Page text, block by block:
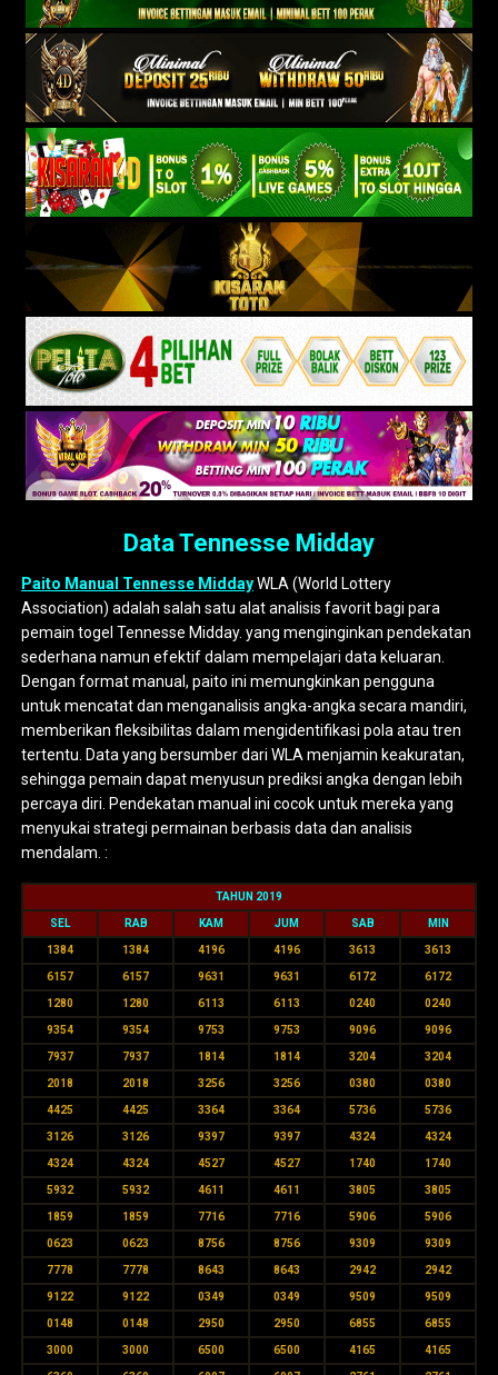
Data Tennesse Midday
Paito Manual Tennesse MiddayWLA (World Lottery
Association) adalah salah satu alat analisis favorit bagi para
pemain togel Tennesse Midday. yang menginginkan pendekatan
sederhana namun efektif dalam mempelajari data keluaran.
Dengan format manual, paito ini memungkinkan pengguna
untuk mencatat dan menganalisis angka-angka secara mandiri,
memberikan fleksibilitas dalam mengidentifikasi pola atau tren
tertentu. Data yang bersumber dari WLA menjamin keakuratan,
sehingga pemain dapat menyusun prediksi angka dengan lebih
percaya diri. Pendekatan manual ini cocok untuk mereka yang
menyukai strategi permainan berbasis data dan analisis
mendalam. :
TAHUN 2019
SEL RAB KAM JUM SAB MIN
1384 1384 4196 4196 3613 3613
6157 6157 9631 9631 6172 6172
1280 1280 6113 6113 0240 0240
9354 9354 9753 9753 9096 9096
7937 7937 1814 1814 3204 3204
2018 2018 3256 3256 0380 0380
4425 4425 3364 3364 5736 5736
3126 3126 9397 9397 4324 4324
4324 4324 4527 4527 1740 1740
5932 5932 4611 4611 3805 3805
1859 1859 7716 7716 5906 5906
0623 0623 8756 8756 9309 9309
7778 7778 8643 8643 2942 2942
9122 9122 0349 0349 9509 9509
0148 0148 2950 2950 6855 6855
3000 3000 6500 6500 4165 4165